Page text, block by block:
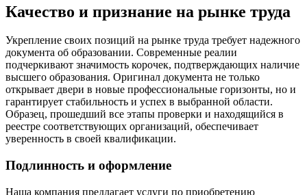
Качество и признание на рынке труда
Укрепление своих позиций на рынке труда требует надежного
документа об образовании. Современные реалии
подчеркивают значимость корочек, подтверждающих наличие
высшего образования. Оригинал документа не только
открывает двери в новые профессиональные горизонты, но и
гарантирует стабильность и успех в выбранной области.
Образец, прошедший все этапы проверки и находящийся в
реестре соответствующих организаций, обеспечивает
уверенность в своей квалификации.
Подлинность и оформление
Наша компания предлагает услуги по приобретению